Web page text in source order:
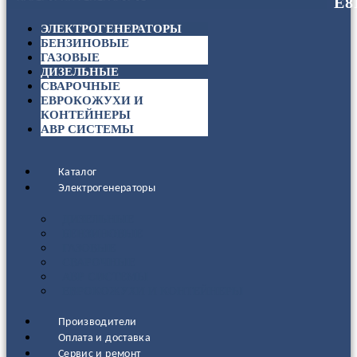
ЭЛЕКТРОГЕНЕРАТОРЫ
БЕНЗИНОВЫЕ
ГАЗОВЫЕ
ДИЗЕЛЬНЫЕ
СВАРОЧНЫЕ
ЕВРОКОЖУХИ И
КОНТЕЙНЕРЫ
АВР СИСТЕМЫ
Каталог
Электрогенераторы
Производители
Оплата и доставка
Сервис и ремонт